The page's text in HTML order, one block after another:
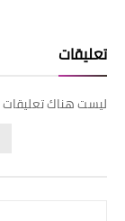
تعليقات
ليست هناك تعليقات